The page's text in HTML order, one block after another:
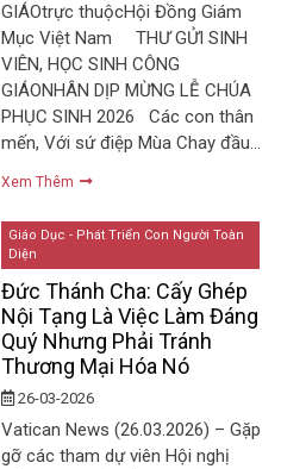
GIÁOtrực thuộcHội Đồng Giám
Mục Việt Nam THƯ GỬI SINH
VIÊN, HỌC SINH CÔNG
GIÁONHÂN DỊP MỪNG LỄ CHÚA
PHỤC SINH 2026 Các con thân
mến, Với sứ điệp Mùa Chay đầu…
Xem Thêm
Giáo Dục - Phát Triển Con Người Toàn
Diện
Đức Thánh Cha: Cấy Ghép
Nội Tạng Là Việc Làm Đáng
Quý Nhưng Phải Tránh
Thương Mại Hóa Nó
26-03-2026
Vatican News (26.03.2026) – Gặp
gỡ các tham dự viên Hội nghị